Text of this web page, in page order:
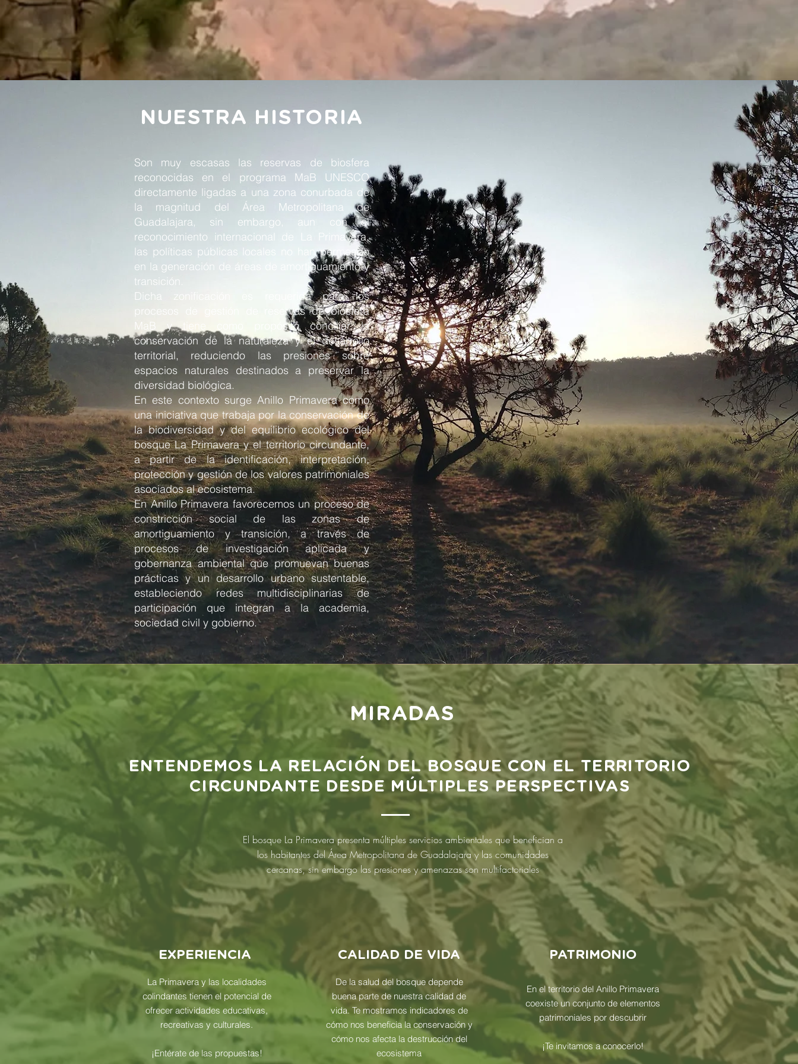
NUESTRA HISTORIA
Son muy escasas las reservas de biosfera
reconocidas en el programa MaB UNESCO
directamente ligadas a una zona conurbada de
la magnitud del Área Metropolitana de
Guadalajara, sin embargo, aun con el
reconocimiento internacional de La Primavera,
las políticas públicas locales no han permeado
en la generación de áreas de amortiguamiento y
transición.
Dicha zonificación es requerida para los
procesos de gestión de reservas de biosfera
MaB y tiene como propósito conciliar la
conservación de la naturaleza y el desarrollo
territorial, reduciendo las presiones sobre
espacios naturales destinados a preservar la
diversidad biológica.
En este contexto surge Anillo Primavera como
una iniciativa que trabaja por la conservación de
la biodiversidad y del equilibrio ecológico del
bosque La Primavera y el territorio circundante,
a partir de la identificación, interpretación,
protección y gestión de los valores patrimoniales
asociados al ecosistema.
En Anillo Primavera favorecemos un proceso de
constricción social de las zonas de
amortiguamiento y transición, a través de
procesos de investigación aplicada y
gobernanza ambiental que promuevan buenas
prácticas y un desarrollo urbano sustentable,
estableciendo redes multidisciplinarias de
participación que integran a la academia,
sociedad civil y gobierno.
MIRADAS
ENTENDEMOS LA RELACIÓN DEL BOSQUE CON EL TERRITORIO
CIRCUNDANTE DESDE MÚLTIPLES PERSPECTIVAS
El bosque La Primavera presenta múltiples servicios ambientales que benefician a
los habitantes del Área Metropolitana de Guadalajara y las comunidades
cercanas, sin embargo las presiones y amenazas son multifactoriales
EXPERIENCIA
La Primavera y las localidades
colindantes tienen el potencial de
ofrecer actividades educativas,
recreativas y culturales.
¡Entérate de las propuestas!
CALIDAD DE VIDA
De la salud del bosque depende
buena parte de nuestra calidad de
vida. Te mostramos indicadores de
cómo nos beneficia la conservación y
cómo nos afecta la destrucción del
ecosistema
PATRIMONIO
En el territorio del Anillo Primavera
coexiste un conjunto de elementos
patrimoniales por descubrir
¡Te invitamos a conocerlo!